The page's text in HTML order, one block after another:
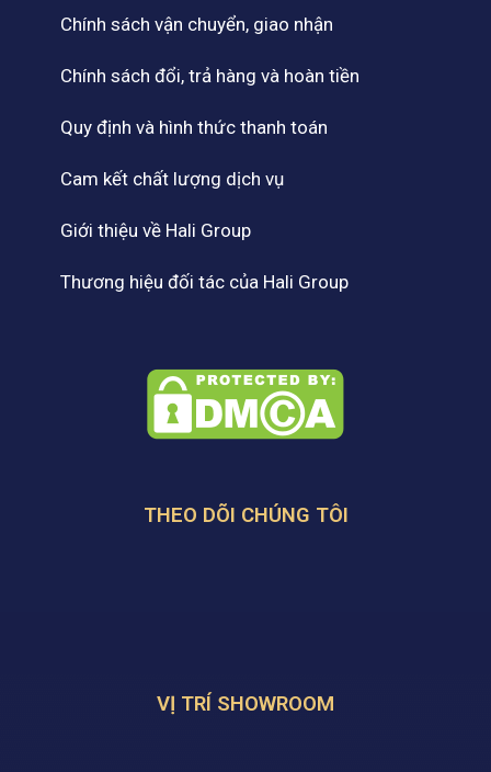
Chính sách vận chuyển, giao nhận
Chính sách đổi, trả hàng và hoàn tiền
Quy định và hình thức thanh toán
Cam kết chất lượng dịch vụ
Giới thiệu về Hali Group
Thương hiệu đối tác của Hali Group
THEO DÕI CHÚNG TÔI
VỊ TRÍ SHOWROOM